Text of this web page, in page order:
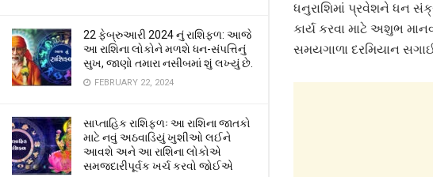
22 ફેબ્રુઆરી 2024 નું રાશિફળ: આજે
આ રાશિના લોકોને મળશે ધન-સંપત્તિનું
સુખ, જાણો તમારા નસીબમાં શું લખ્યું છે.
FEBRUARY 22, 2024
સાપ્તાહિક રાશિફળઃ આ રાશિના જાતકો
માટે નવું અઠવાડિયું ખુશીઓ લઈને
આવશે અને આ રાશિના લોકોએ
સમજદારીપૂર્વક ખર્ચ કરવો જોઈએ
ધનુરાશિમાં પ્રવેશને ધન
કાર્ય કરવા માટે અશુભ
સમયગાળા દરમિયાન